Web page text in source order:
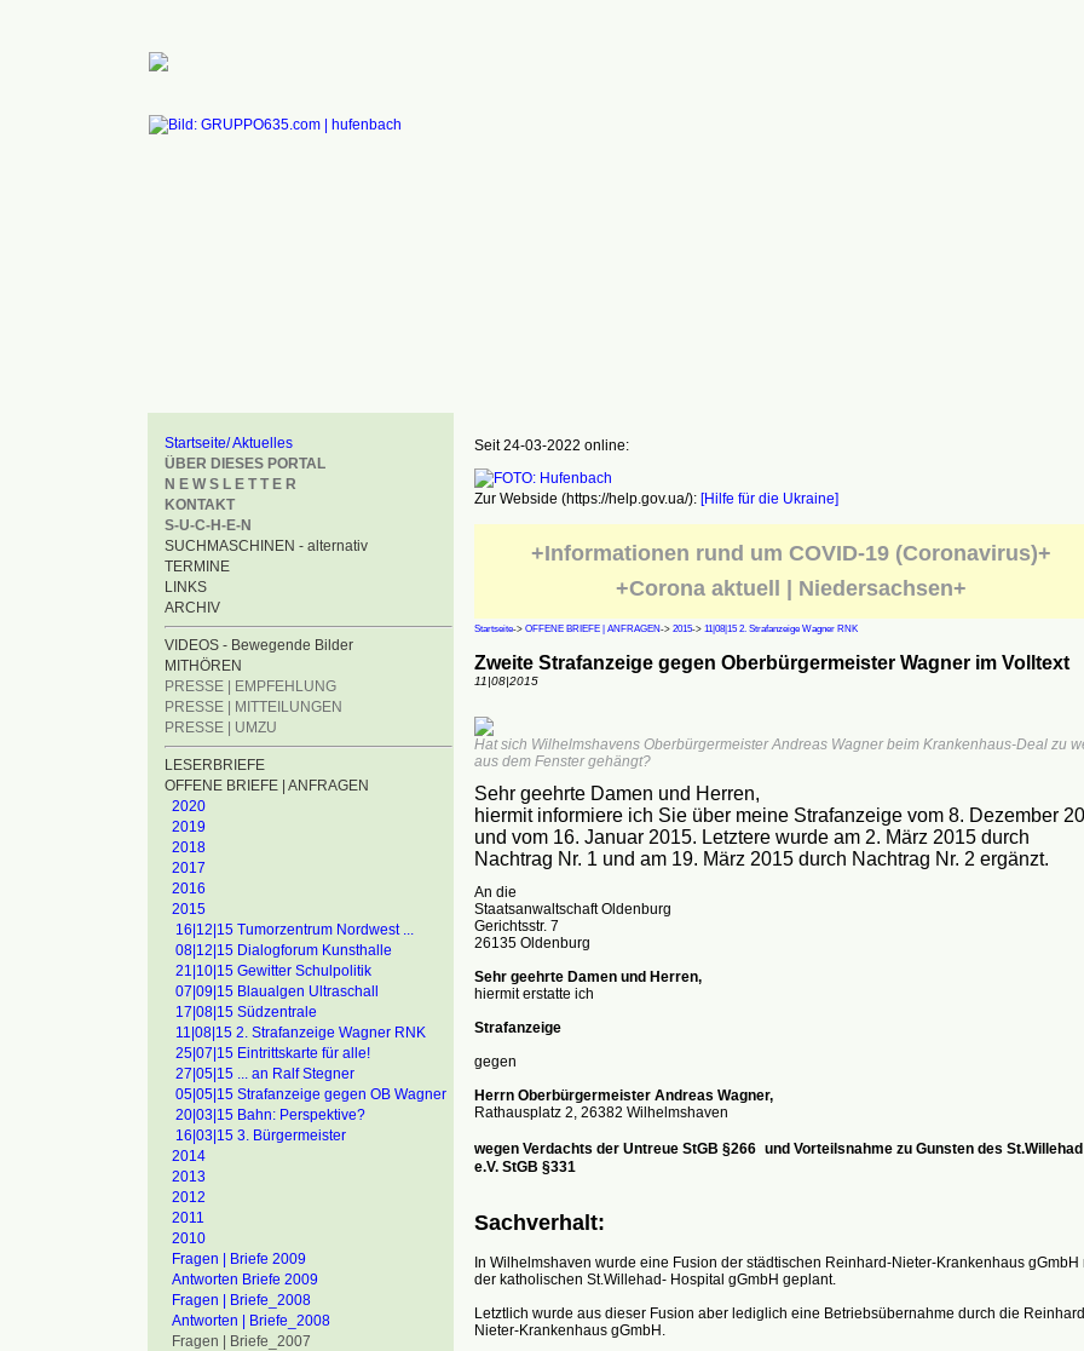
Startseite/ Aktuelles
ÜBER DIESES PORTAL
N E W S L E T T E R
KONTAKT
S-U-C-H-E-N
SUCHMASCHINEN - alternativ
TERMINE
LINKS
ARCHIV
VIDEOS - Bewegende Bilder
MITHÖREN
PRESSE | EMPFEHLUNG
PRESSE | MITTEILUNGEN
PRESSE | UMZU
LESERBRIEFE
OFFENE BRIEFE | ANFRAGEN
2020
2019
2018
2017
2016
2015
16|12|15 Tumorzentrum Nordwest ...
08|12|15 Dialogforum Kunsthalle
21|10|15 Gewitter Schulpolitik
07|09|15 Blaualgen Ultraschall
17|08|15 Südzentrale
11|08|15 2. Strafanzeige Wagner RNK
25|07|15 Eintrittskarte für alle!
27|05|15 ... an Ralf Stegner
05|05|15 Strafanzeige gegen OB Wagner
20|03|15 Bahn: Perspektive?
16|03|15 3. Bürgermeister
2014
2013
2012
2011
2010
Fragen | Briefe 2009
Antworten Briefe 2009
Fragen | Briefe_2008
Antworten | Briefe_2008
Fragen | Briefe_2007
Seit 24-03-2022 online:
Zur Webside (https://help.gov.ua/): [Hilfe für die Ukraine]
+Informationen rund um COVID-19 (Coronavirus)+
+Corona aktuell | Niedersachsen+
Startseite-> OFFENE BRIEFE | ANFRAGEN-> 2015-> 11|08|15 2. Strafanzeige Wagner RNK
Zweite Strafanzeige gegen Oberbürgermeister Wagner im Volltext
11|08|2015
Hat sich Wilhelmshavens Oberbürgermeister Andreas Wagner beim Krankenhaus-Deal zu
aus dem Fenster gehängt?
Sehr geehrte Damen und Herren,
hiermit informiere ich Sie über meine Strafanzeige vom 8. Dezember
und vom 16. Januar 2015. Letztere wurde am 2. März 2015 durch
Nachtrag Nr. 1 und am 19. März 2015 durch Nachtrag Nr. 2 ergänzt.
An die
Staatsanwaltschaft Oldenburg
Gerichtsstr. 7
26135 Oldenburg
Sehr geehrte Damen und Herren,
hiermit erstatte ich
Strafanzeige
gegen
Herrn Oberbürgermeister Andreas Wagner,
Rathausplatz 2, 26382 Wilhelmshaven
wegen Verdachts der Untreue StGB §266 und Vorteilsnahme zu Gunsten des St.Willehad
e.V. StGB §331
Sachverhalt:
In Wilhelmshaven wurde eine Fusion der städtischen Reinhard-Nieter-Krankenhaus gGmbH
der katholischen St.Willehad- Hospital gGmbH geplant.
Letztlich wurde aus dieser Fusion aber lediglich eine Betriebsübernahme durch die
Nieter-Krankenhaus gGmbH.